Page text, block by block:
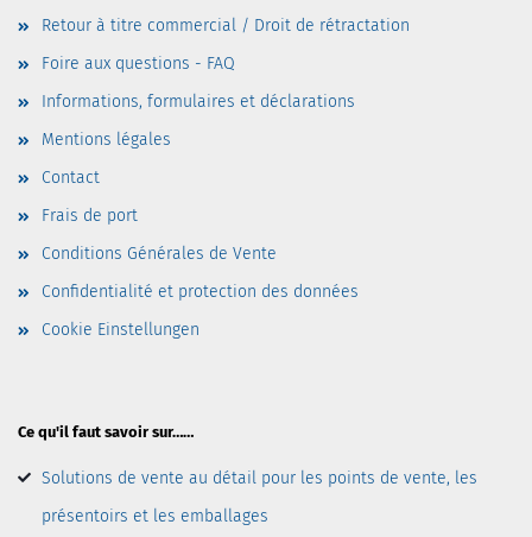
Retour à titre commercial / Droit de rétractation
Foire aux questions - FAQ
Informations, formulaires et déclarations
Mentions légales
Contact
Frais de port
Conditions Générales de Vente
Confidentialité et protection des données
Cookie Einstellungen
Ce qu'il faut savoir sur……
Solutions de vente au détail pour les points de vente, les
présentoirs et les emballages